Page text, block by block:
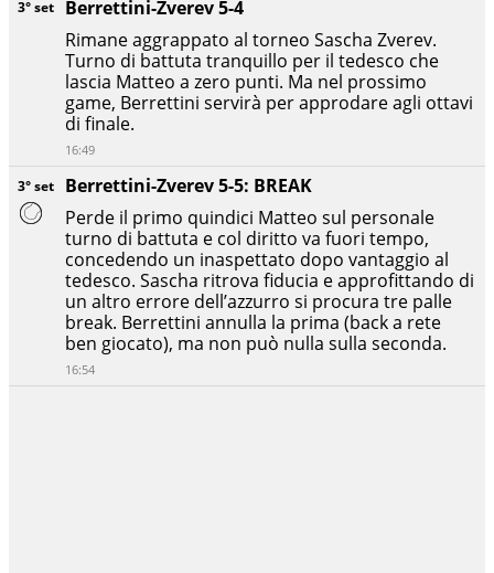
3° set
Berrettini-Zverev 5-5: BREAK
Perde il primo quindici Matteo sul personale
turno di battuta e col diritto va fuori tempo,
concedendo un inaspettato dopo vantaggio al
tedesco. Sascha ritrova fiducia e approfittando di
un altro errore dell’azzurro si procura tre palle
break. Berrettini annulla la prima (back a rete
ben giocato), ma non può nulla sulla seconda.
16:54
3° set
Berrettini-Zverev 5-4
Rimane aggrappato al torneo Sascha Zverev.
Turno di battuta tranquillo per il tedesco che
lascia Matteo a zero punti. Ma nel prossimo
game, Berrettini servirà per approdare agli ottavi
di finale.
16:49